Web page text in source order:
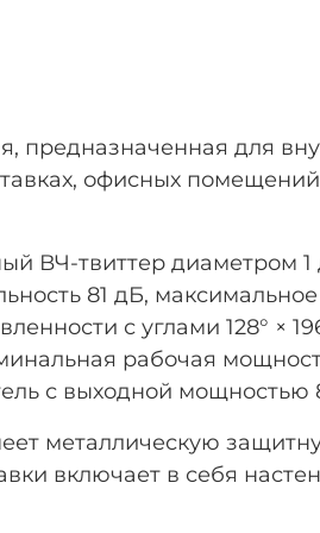
предназначенная для
офисных
ВЧ-твиттер диаметром
81 дБ, максимальное
с углами 128° ×
рабочая
с выходной мощностью
металлическую
включает в себя